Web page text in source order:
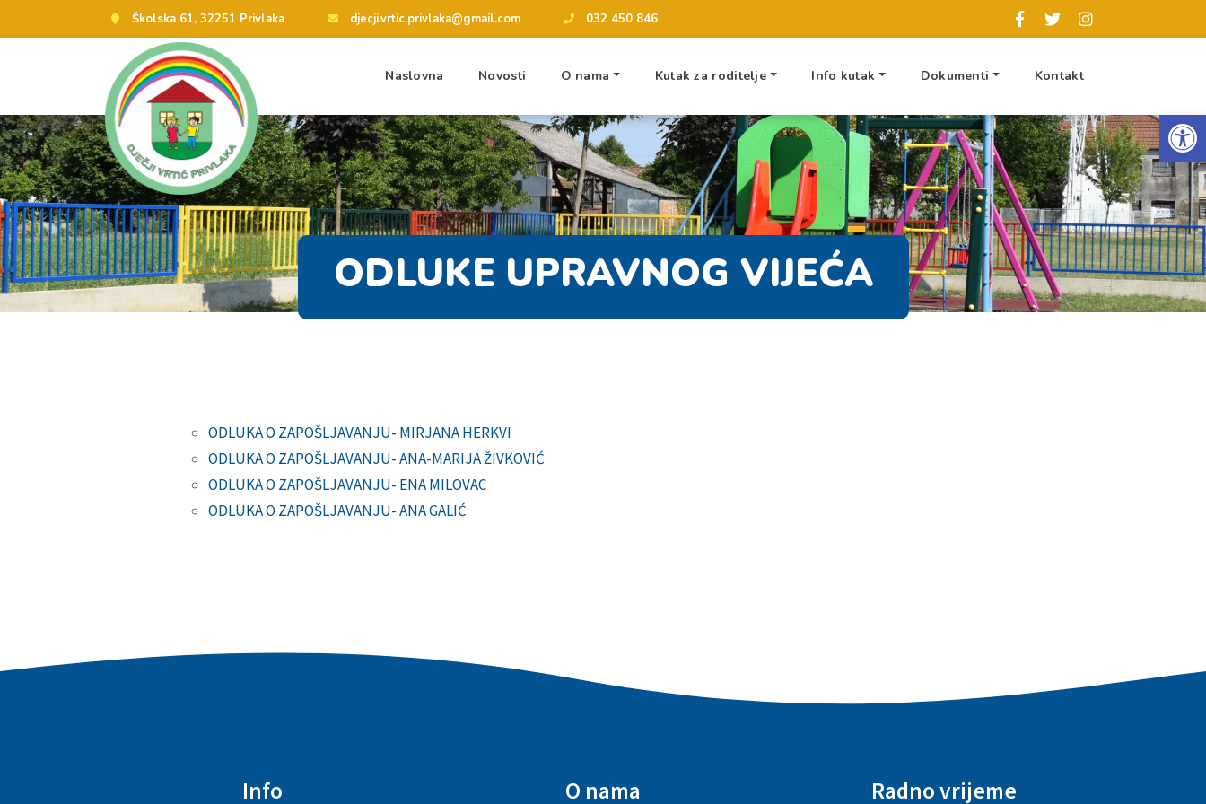
Školska 61, 32251 Privlaka djecji.vrtic.privlaka@gmail.com 032 450 846
Naslovna Novosti O nama Kutak za roditelje Info kutak Dokumenti Kontakt
ODLUKE UPRAVNOG VIJEĆA
ODLUKA O ZAPOŠLJAVANJU- MIRJANA HERKVI
ODLUKA O ZAPOŠLJAVANJU- ANA-MARIJA ŽIVKOVIĆ
ODLUKA O ZAPOŠLJAVANJU- ENA MILOVAC
ODLUKA O ZAPOŠLJAVANJU- ANA GALIĆ
Info O nama Radno vrijeme